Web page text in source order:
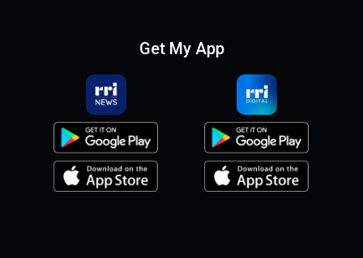
Get My App